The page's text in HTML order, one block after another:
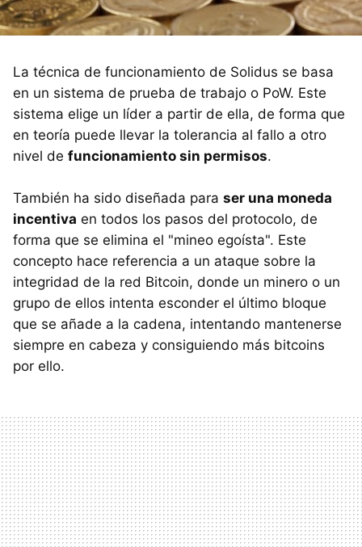
La técnica de funcionamiento de Solidus se basa
en un sistema de prueba de trabajo o PoW. Este
sistema elige un líder a partir de ella, de forma que
en teoría puede llevar la tolerancia al fallo a otro
nivel de funcionamiento sin permisos.
También ha sido diseñada para ser una moneda
incentiva en todos los pasos del protocolo, de
forma que se elimina el "mineo egoísta". Este
concepto hace referencia a un ataque sobre la
integridad de la red Bitcoin, donde un minero o un
grupo de ellos intenta esconder el último bloque
que se añade a la cadena, intentando mantenerse
siempre en cabeza y consiguiendo más bitcoins
por ello.